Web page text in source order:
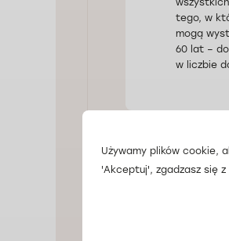
tego, w
mogą
60 lat –
w liczbie
Dobry
trenowanie
Używamy plików cookie,
'Akceptuj', zgadzasz się z